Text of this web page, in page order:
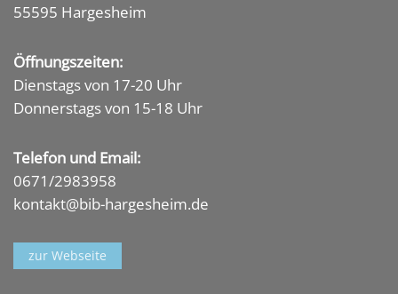
55595 Hargesheim
Öffnungszeiten:
Dienstags von 17-20 Uhr
Donnerstags von 15-18 Uhr
Telefon und Email:
0671/2983958
kontakt@bib-hargesheim.de
zur Webseite